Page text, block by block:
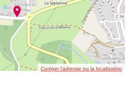
Corriger l’adresse ou la localisation